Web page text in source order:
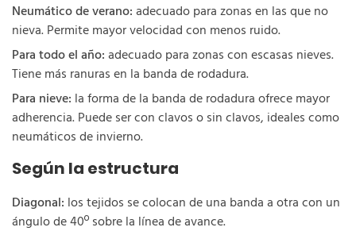
Neumático de verano:adecuado para zonas en las que no
nieva. Permite mayor velocidad con menos ruido.
Para todo el año:adecuado para zonas con escasas nieves.
Tiene más ranuras en la banda de rodadura.
Para nieve: la forma de la banda de rodadura ofrece mayor
adherencia. Puede ser con clavos o sin clavos, ideales como
neumáticos de invierno.
Según la estructura
Diagonal: los tejidos se colocan de una banda a otra con un
ángulo de 40º sobre la línea de avance.